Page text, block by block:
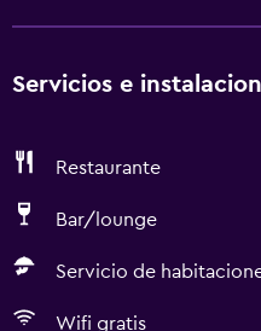
Servicios e
Restaurante
Bar/lounge
Servicio de
Wifi gratis